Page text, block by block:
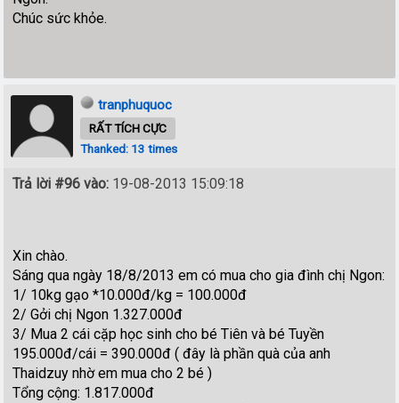
Chúc sức khỏe.
tranphuquoc
RẤT TÍCH CỰC
Thanked: 13 times
Trả lời #96 vào: 19-08-2013 15:09:18
Xin chào.
Sáng qua ngày 18/8/2013 em có mua cho gia đình chị Ngon:
1/ 10kg gạo *10.000đ/kg = 100.000đ
2/ Gởi chị Ngon 1.327.000đ
3/ Mua 2 cái cặp học sinh cho bé Tiên và bé Tuyền
195.000đ/cái = 390.000đ ( đây là phần quà của anh
Thaidzuy nhờ em mua cho 2 bé )
Tổng cộng: 1.817.000đ